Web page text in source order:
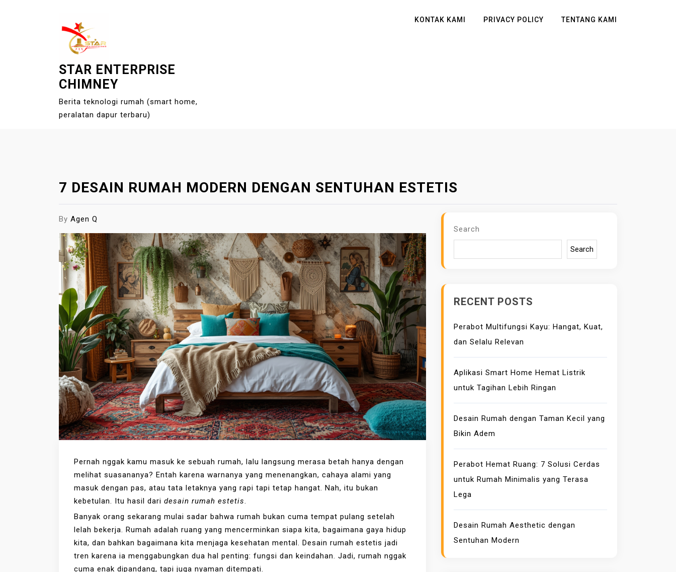
STAR ENTERPRISE
CHIMNEY
Berita teknologi rumah (smart home,
peralatan dapur terbaru)
KONTAK KAMI PRIVACY POLICY TENTANG KAMI
7 DESAIN RUMAH MODERN DENGAN SENTUHAN ESTETIS
By Agen Q
Pernah nggak kamu masuk ke sebuah rumah, lalu langsung merasa betah hanya dengan
melihat suasananya? Entah karena warnanya yang menenangkan, cahaya alami yang
masuk dengan pas, atau tata letaknya yang rapi tapi tetap hangat. Nah, itu bukan
kebetulan. Itu hasil dari desain rumah estetis.
Banyak orang sekarang mulai sadar bahwa rumah bukan cuma tempat pulang setelah
lelah bekerja. Rumah adalah ruang yang mencerminkan siapa kita, bagaimana gaya hidup
kita, dan bahkan bagaimana kita menjaga kesehatan mental. Desain rumah estetis jadi
tren karena ia menggabungkan dua hal penting: fungsi dan keindahan. Jadi, rumah nggak
cuma enak dipandang, tapi juga nyaman ditempati.
Search
Search
RECENT POSTS
Perabot Multifungsi Kayu: Hangat, Kuat,
dan Selalu Relevan
Aplikasi Smart Home Hemat Listrik
untuk Tagihan Lebih Ringan
Desain Rumah dengan Taman Kecil yang
Bikin Adem
Perabot Hemat Ruang: 7 Solusi Cerdas
untuk Rumah Minimalis yang Terasa
Lega
Desain Rumah Aesthetic dengan
Sentuhan Modern